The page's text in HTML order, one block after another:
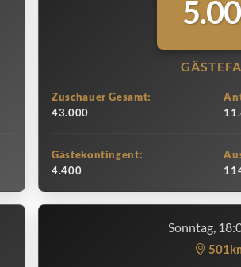
Zuschauer Gesamt:
43.000
Gästekontingent:
4.400
Sonntag,